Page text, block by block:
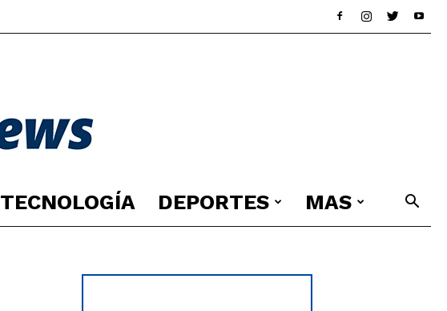
TECNOLOGÍA DEPORTES MAS